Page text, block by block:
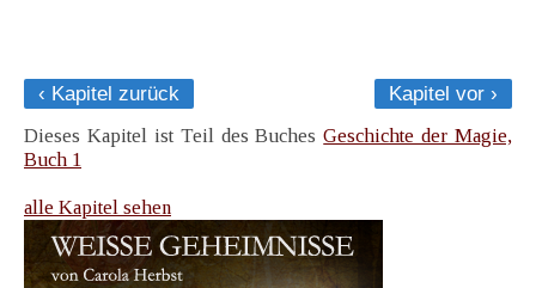
‹ Kapitel zurück
Kapitel vor ›
Dieses Kapitel ist Teil des BuchesGeschichte der Magie,
Buch 1
alle Kapitel sehen